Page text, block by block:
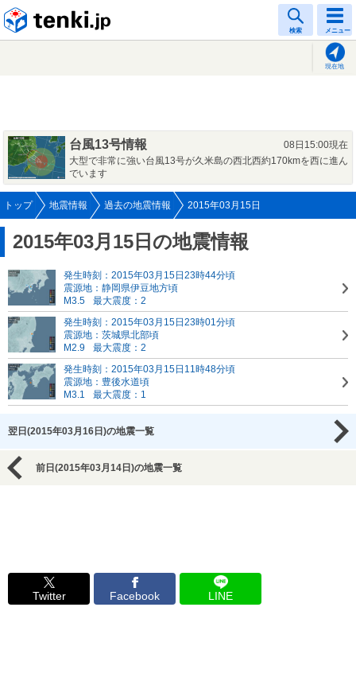
検索 メニュー
現在地
台風13号情報
08日15:00現在
大型で非常に強い台風13号が久米島の西北西約170kmを西に進ん
でいます
トップ 地震情報 過去の地震情報 2015年03月15日
2015年03月15日の地震情報
発生時刻：2015年03月15日23時44分頃
震源地：静岡県伊豆地方頃
M3.5
最大震度：2
発生時刻：2015年03月15日23時01分頃
震源地：茨城県北部頃
M2.9
最大震度：2
発生時刻：2015年03月15日11時48分頃
震源地：豊後水道頃
M3.1
最大震度：1
翌日(2015年03月16日)の地震一覧
前日(2015年03月14日)の地震一覧
Twitter Facebook LINE